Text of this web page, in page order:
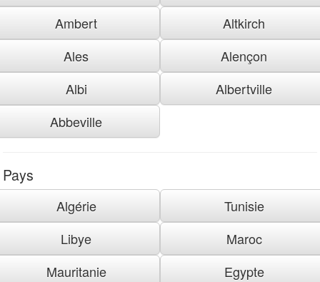
Ambert
Altkirch
Ales
Alençon
Albi
Albertville
Abbeville
Pays
Algérie
Tunisie
Libye
Maroc
Mauritanie
Egypte